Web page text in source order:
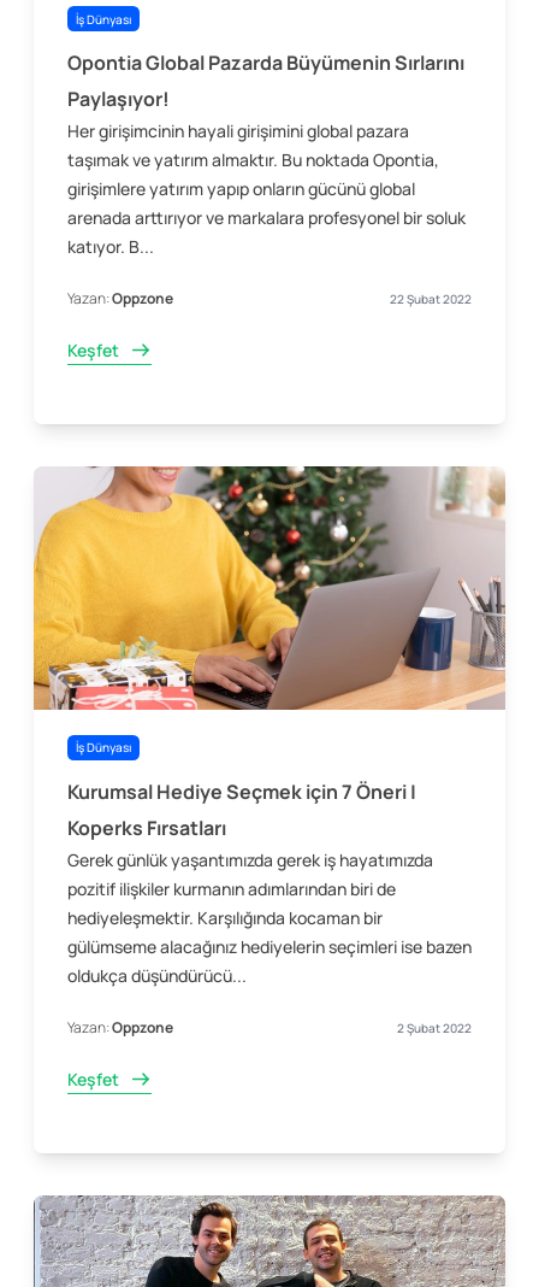
İş Dünyası
Opontia Global Pazarda Büyümenin Sırlarını
Paylaşıyor!
Her girişimcinin hayali girişimini global pazara
taşımak ve yatırım almaktır. Bu noktada Opontia,
girişimlere yatırım yapıp onların gücünü global
arenada arttırıyor ve markalara profesyonel bir soluk
katıyor. B...
Yazan:Oppzone 22 Şubat 2022
Keşfet
İş Dünyası
Kurumsal Hediye Seçmek için 7 Öneri |
Koperks Fırsatları
Gerek günlük yaşantımızda gerek iş hayatımızda
pozitif ilişkiler kurmanın adımlarından biri de
hediyeleşmektir. Karşılığında kocaman bir
gülümseme alacağınız hediyelerin seçimleri ise bazen
oldukça düşündürücü...
Yazan:Oppzone 2 Şubat 2022
Keşfet